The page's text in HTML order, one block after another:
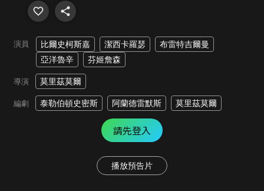
演員 比爾史柯斯嘉 潔西卡羅瑟
布雷特吉爾曼
亞洋魯辛
芬姬詹森
導演 莫里茲莫爾
編劇 泰勒伯頓史密斯 阿蘭德雷默斯 莫里茲莫爾
請先登入
播放預告片